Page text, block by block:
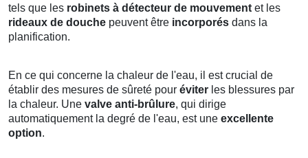
tels que les robinets à détecteur de mouvement et les
rideaux de douche peuvent être incorporés dans la
planification.
En ce qui concerne la chaleur de l'eau, il est crucial de
établir des mesures de sûreté pour éviter les blessures par
la chaleur. Une valve anti-brûlure, qui dirige
automatiquement la degré de l'eau, est une excellente
option.